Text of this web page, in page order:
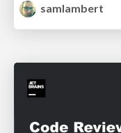
samlambert